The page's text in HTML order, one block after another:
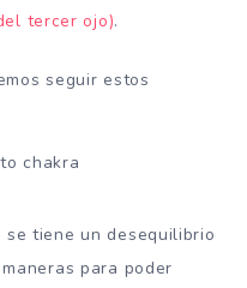
tercer ojo).
seguir estos
chakra
se tiene un desequilibrio
para poder